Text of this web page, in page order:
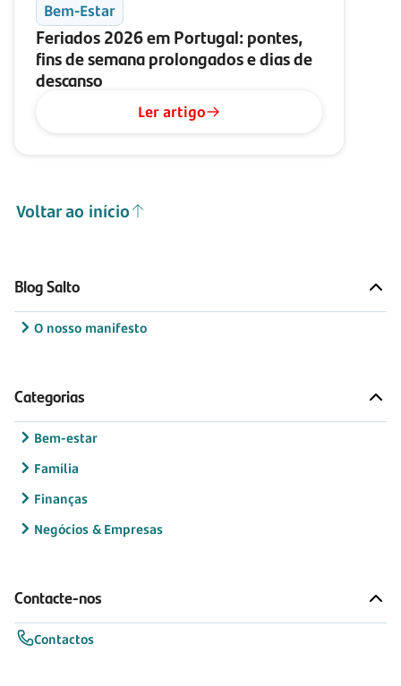
Bem-Estar
Feriados 2026 em Portugal: pontes,
fins de semana prolongados e dias de
descanso
Ler artigo
Voltar ao início
Blog Salto
O nosso manifesto
Categorias
Bem-estar
Família
Finanças
Negócios & Empresas
Contacte-nos
Contactos